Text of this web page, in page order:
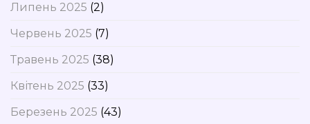
Липень 2025 (2)
Червень 2025 (7)
Травень 2025 (38)
Квітень 2025 (33)
Березень 2025 (43)